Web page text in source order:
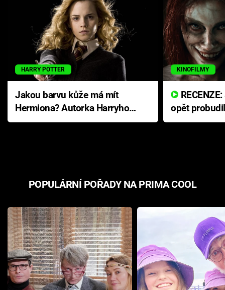
HARRY POTTER
Jakou barvu kůže má mít
Hermiona? Autorka Harryho
Pottera přišla s ráznou
KINOFILMY
opět
přichází s
POPULÁRNÍ POŘADY NA PRIMA COOL